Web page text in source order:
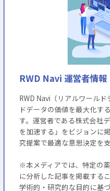
RWD Navi 運営者情報
RWD Navi（リアルワール
ドデータの価値を最大化す
す。運営者である株式会社
を加速する」をビジョンに
究提案で最適な意思決定を支
※本メディアでは、特定の
に分析した記事を掲載する
学術的・研究的な目的に基